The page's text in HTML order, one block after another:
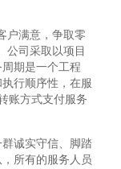
户满意，争取零
公司采取以项目
期是一个工程
行顺序性，在服
账方式支付服务
诚实守信、脚踏
所有的服务人员